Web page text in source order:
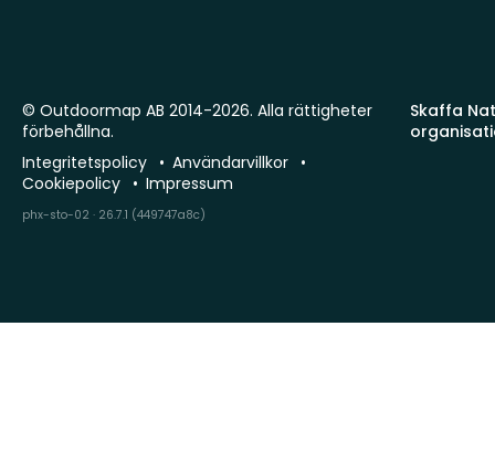
Skaffa
© Outdoormap AB 2014-2026. Alla rättigheter
förbehållna.
Integritetspolicy
Användarvillkor
Cookiepolicy
Impressum
phx-sto-02 · 26.7.1 (449747a8c)